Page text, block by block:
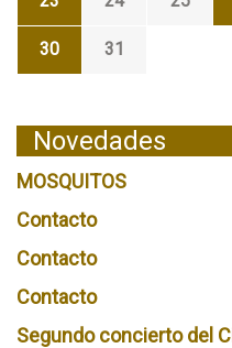
30
31
Novedades
MOSQUITOS
Contacto
Contacto
Contacto
Segundo concierto del